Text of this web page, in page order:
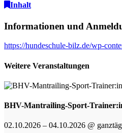
Inhalt
Informationen und
https://hundeschule-bilz.de/wp-
Weitere Veranstaltungen
BHV-Mantrailing-Sport-
02.10.2026 – 04.10.2026 @